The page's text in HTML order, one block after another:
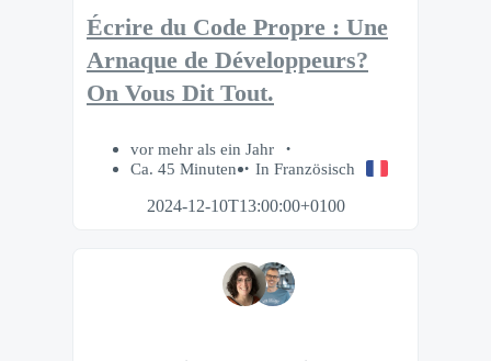
Écrire du Code Propre : Une
Arnaque de Développeurs?
On Vous Dit Tout.
vor mehr als ein Jahr
Ca. 45 Minuten
In Französisch
2024-12-10T13:00:00+0100